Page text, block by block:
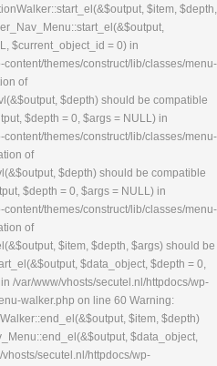
$item, $depth,
$current_object_id = 0) in
themes/construct/lib/classes/menu-
of
$depth) should be compatible
$depth = 0, $args = NULL) in
themes/construct/lib/classes/menu-
of
$depth) should be compatible
$depth = 0, $args = NULL) in
themes/construct/lib/classes/menu-
of
$item, $depth, $args) should be
$data_object, $depth = 0,
/var/www/vhosts/secutel.nl/httpdocs/wp-
walker.php on line 60 Warning:
$item, $depth)
$data_object,
secutel.nl/httpdocs/wp-